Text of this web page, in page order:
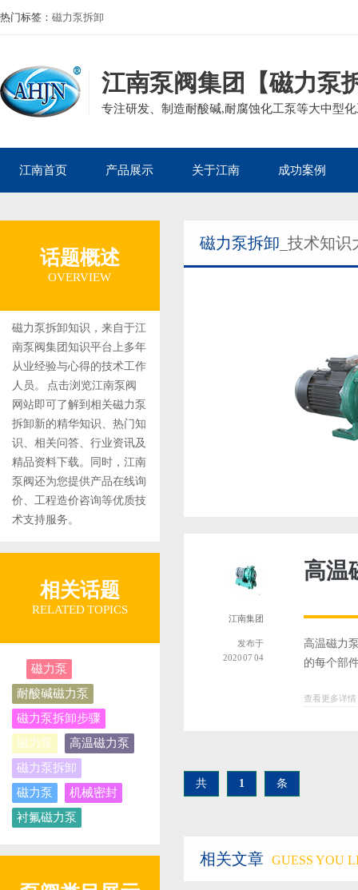
热门标签： 磁力泵拆卸
江南泵阀集团【磁力泵
专注研发、制造耐酸碱,耐腐蚀化工泵等大中型
江南首页
集团案例
产品展示
自吸泵
管道泵
液下泵
关于江南
董事长寄语
发展历程
成功案例
核电热电案例
生物医药案例
电镀废水案例
话题概述
OVERVIEW
磁力泵拆卸知识，来自于江
南泵阀集团知识平台上多年
从业经验与心得的技术工作
人员。 点击浏览江南泵阀
网站即可了解到相关磁力泵
拆卸新的精华知识、热门知
识、相关问答、行业资讯及
精品资料下载。同时，江南
泵阀还为您提供产品在线询
价、工程造价咨询等优质技
术支持服务。
相关话题
RELATED TOPICS
磁力泵
耐酸碱磁力泵
磁力泵拆卸步骤
磁力泵
高温磁力泵
磁力泵拆卸
磁力泵
机械密封
衬氟磁力泵
磁力泵拆卸 _技术知识
江南集团
发布于
2020 07 04
高温
高温磁力
的每个部
查看更多详情
共 1 条
相关文章 GUESS YOU